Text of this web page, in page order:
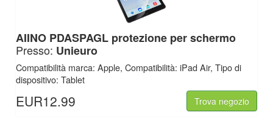
AIINO PDASPAGL protezione per schermo
Presso: Unieuro
Compatibilità marca: Apple, Compatibilità: iPad Air, Tipo di
dispositivo: Tablet
EUR12.99 Trova negozio